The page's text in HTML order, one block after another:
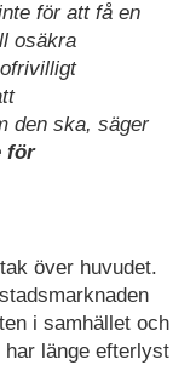
för att få en
osäkra
den ska, säger
för
över huvudet.
i samhället och
länge efterlyst